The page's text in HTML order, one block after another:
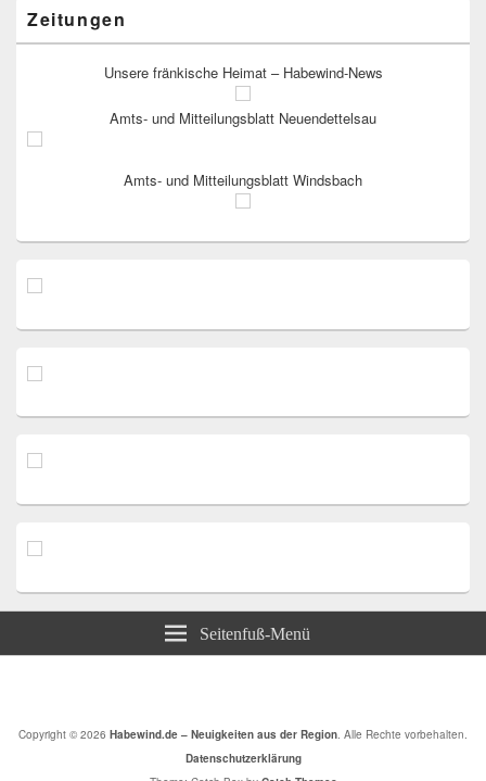
Zeitungen
Unsere fränkische Heimat – Habewind-News
Amts- und Mitteilungsblatt Neuendettelsau
Amts- und Mitteilungsblatt Windsbach
Seitenfuß-Menü
Copyright © 2026 Habewind.de – Neuigkeiten aus der Region . Alle Rechte vorbehalten.
Datenschutzerklärung